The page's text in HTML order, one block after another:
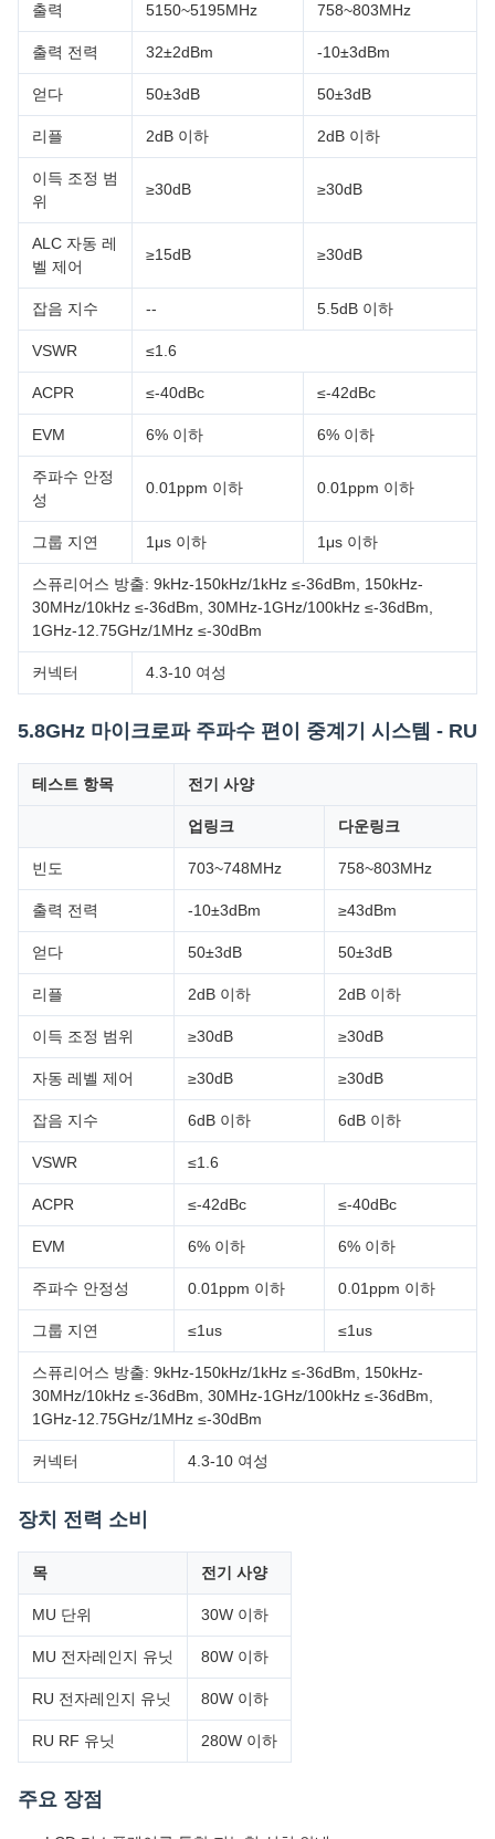
출력
5150~5195MHz
758~803MHz
출력 전력 32±2dBm -10±3dBm
얻다 50±3dB 50±3dB
리플 2dB 이하 2dB 이하
이득 조정 범
위
≥30dB ≥30dB
ALC 자동 레
벨 제어
≥15dB ≥30dB
잡음 지수 -- 5.5dB 이하
VSWR ≤1.6
ACPR ≤-40dBc ≤-42dBc
EVM 6% 이하 6% 이하
주파수 안정
성
0.01ppm 이하 0.01ppm 이하
그룹 지연 1μs 이하 1μs 이하
스퓨리어스 방출: 9kHz-150kHz/1kHz ≤-36dBm, 150kHz-
30MHz/10kHz ≤-36dBm, 30MHz-1GHz/100kHz ≤-36dBm,
1GHz-12.75GHz/1MHz ≤-30dBm
커넥터 4.3-10 여성
5.8GHz 마이크로파 주파수 편이 중계기 시스템 - RU
테스트 항목 전기 사양
업링크 다운링크
빈도 703~748MHz 758~803MHz
출력 전력 -10±3dBm ≥43dBm
얻다 50±3dB 50±3dB
리플 2dB 이하 2dB 이하
이득 조정 범위 ≥30dB ≥30dB
자동 레벨 제어 ≥30dB ≥30dB
잡음 지수 6dB 이하 6dB 이하
VSWR ≤1.6
ACPR ≤-42dBc ≤-40dBc
EVM 6% 이하 6% 이하
주파수 안정성 0.01ppm 이하 0.01ppm 이하
그룹 지연 ≤1us ≤1us
스퓨리어스 방출: 9kHz-150kHz/1kHz ≤-36dBm, 150kHz-
30MHz/10kHz ≤-36dBm, 30MHz-1GHz/100kHz ≤-36dBm,
1GHz-12.75GHz/1MHz ≤-30dBm
커넥터 4.3-10 여성
장치 전력 소비
목 전기 사양
MU 단위 30W 이하
MU 전자레인지 유닛 80W 이하
RU 전자레인지 유닛 80W 이하
RU RF 유닛 280W 이하
주요 장점